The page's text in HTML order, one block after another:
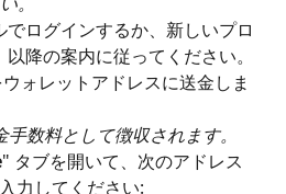
ログインするか、新しいプロ
降の案内に従ってください。
ォレットアドレスに送金しま
手数料として徴収されます。
" タブを開いて、次のアドレス
力してください: